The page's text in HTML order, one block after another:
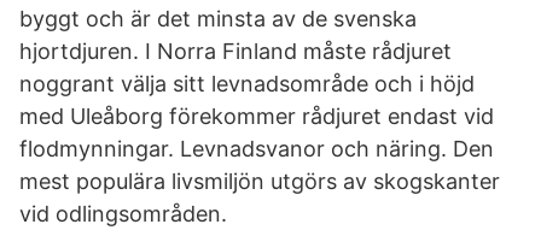
byggt och är det minsta av de svenska
hjortdjuren. I Norra Finland måste rådjuret
noggrant välja sitt levnadsområde och i höjd
med Uleåborg förekommer rådjuret endast vid
flodmynningar. Levnadsvanor och näring. Den
mest populära livsmiljön utgörs av skogskanter
vid odlingsområden.